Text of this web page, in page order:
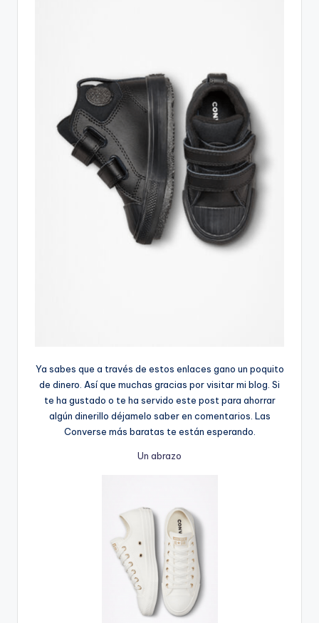
Ya sabes que a través de estos enlaces gano un poquito
de dinero. Así que muchas gracias por visitar mi blog. Si
te ha gustado o te ha servido este post para ahorrar
algún dinerillo déjamelo saber en comentarios. Las
Converse más baratas te están esperando.
Un abrazo